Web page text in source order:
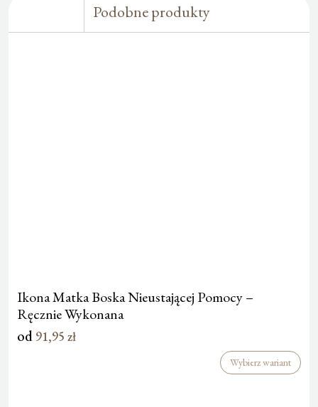
Podobne produkty
Ikona Matka Boska Nieustającej Pomocy –
Ręcznie Wykonana
od 91,95 zł
Wybierz wariant